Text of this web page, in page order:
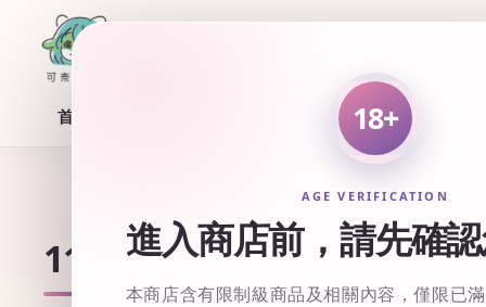
18+
AGE VERIFICATION
進入商店前，請先確
本商店含有限制級商品及相關內容，僅限已
首頁
1111活動區